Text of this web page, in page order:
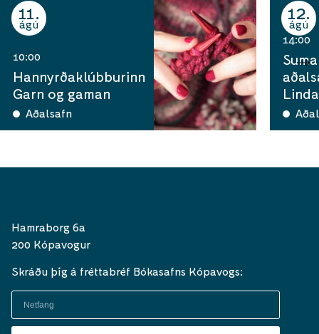
11
ágú
10:00
Hannyrðaklúbburinn
Garn og gaman
Aðalsafn
12
ágú
14:00
Hamraborg 6a
200 Kópavogur
Skráðu þig á fréttabréf Bókasafns Kópavogs: